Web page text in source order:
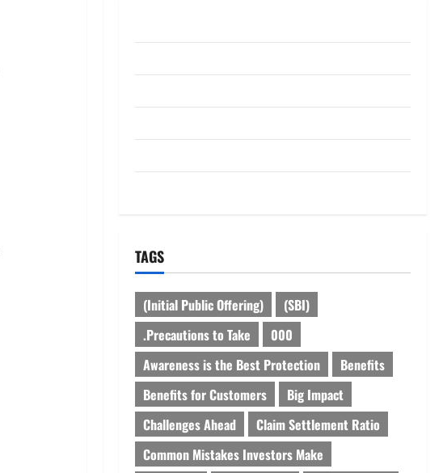
TAGS
(Initial Public Offering)
(SBI)
.Precautions to Take
000
Awareness is the Best Protection
Benefits
Benefits for Customers
Big Impact
Challenges Ahead
Claim Settlement Ratio
Common Mistakes Investors Make